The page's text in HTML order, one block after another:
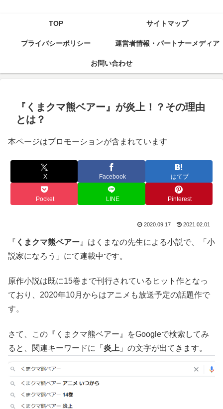
TOP サイトマップ
プライバシーポリシー 運営者情報・パートナーメディア
お問い合わせ
『くまクマ熊ベアー』が炎上！？その理由
とは？
本ページはプロモーションが含まれています
X Facebook はてブ
Pocket LINE Pinterest
2020.09.17 2021.02.01
『 くまクマ熊ベアー 』はくまなの先生による小説で、「小
説家になろう」にて連載中です。
原作小説は既に15巻まで刊行されているヒット作となっ
ており、2020年10月からはアニメも放送予定の話題作で
す。
さて、この『くまクマ熊ベアー』をGoogleで検索してみ
ると、関連キーワードに「 炎上 」の文字が出てきます。